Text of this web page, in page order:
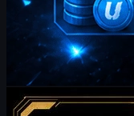
William Miller
Counter-Strike 2tháng 5